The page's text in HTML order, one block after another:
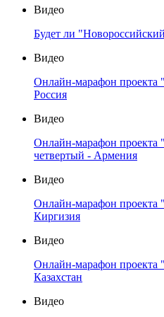
Видео
Будет ли
Видео
Онлайн-марафон проекта
Россия
Видео
Онлайн-марафон проекта
четвертый - Армения
Видео
Онлайн-марафон проекта
Киргизия
Видео
Онлайн-марафон проекта
Казахстан
Видео